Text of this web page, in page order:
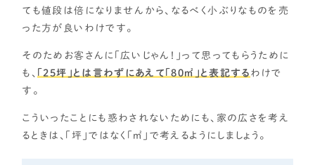
ても値段は倍になりませんから、なるべく小ぶりなものを売
った方が良いわけです。
そのためお客さんに「広いじゃん！」って思ってもらうために
も、
「25坪」とは言わずにあえて「80㎡」と表記する わけで
す。
こういったことにも惑わされないためにも、家の広さを考え
るときは、「坪」ではなく「㎡」で考えるようにしましょう。